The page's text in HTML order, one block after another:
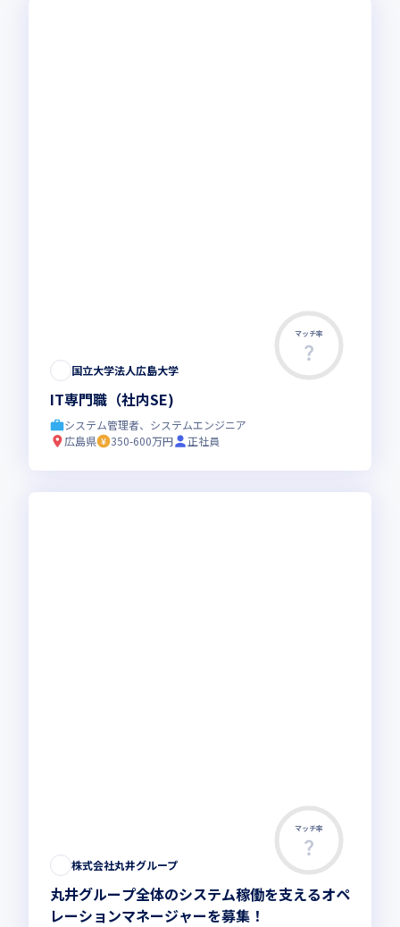
マッチ率
国立大学法人広島大学
IT専門職（社内SE)
システム管理者、システムエンジニア
広島県
350-600万円 正社員
マッチ率
株式会社丸井グループ
丸井グループ全体のシステム稼働を支えるオペ
レーションマネージャーを募集！